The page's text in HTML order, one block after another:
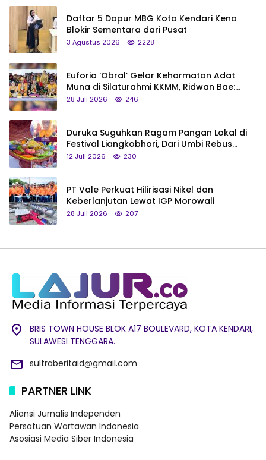
Daftar 5 Dapur MBG Kota Kendari Kena
Blokir Sementara dari Pusat
3 Agustus 2026 2228
Euforia ‘Obral’ Gelar Kehormatan Adat
Muna di Silaturahmi KKMM, Ridwan Bae:
Saya Bukan Tipe Begitu, Belum Pantas!
28 Juli 2026 246
Duruka Suguhkan Ragam Pangan Lokal di
Festival Liangkobhori, Dari Umbi Rebus
hingga Tumpeng Beras Muna
12 Juli 2026 230
PT Vale Perkuat Hilirisasi Nikel dan
Keberlanjutan Lewat IGP Morowali
28 Juli 2026 207
BRIS TOWN HOUSE BLOK A17 BOULEVARD, KOTA KENDARI,
SULAWESI TENGGARA.
sultraberitaid@gmail.com
PARTNER LINK
Aliansi Jurnalis Independen
Persatuan Wartawan Indonesia
Asosiasi Media Siber Indonesia